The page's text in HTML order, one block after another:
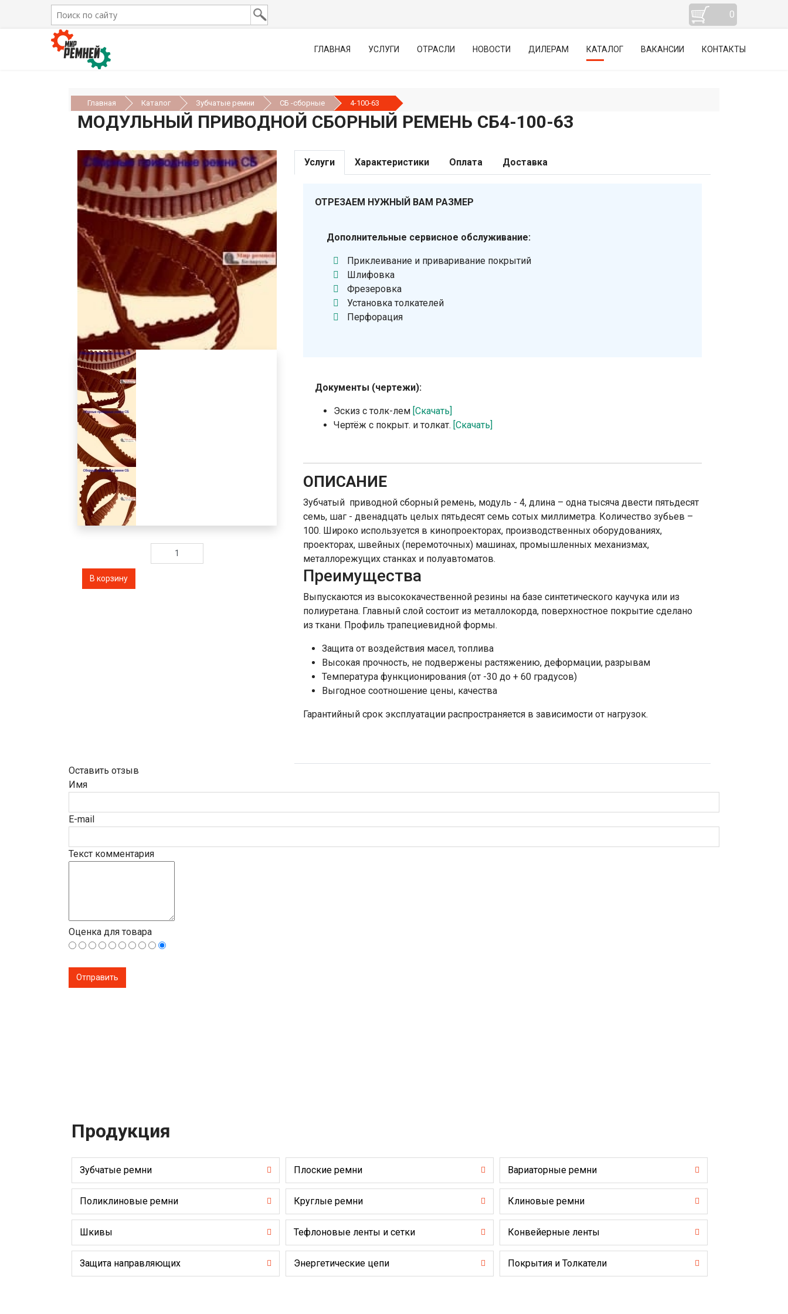
0
ГЛАВНАЯ УСЛУГИ ОТРАСЛИ НОВОСТИ ДИЛЕРАМ КАТАЛОГ ВАКАНСИИ КОНТАКТЫ
Главная Каталог Зубчатые ремни СБ -сборные 4-100-63
МОДУЛЬНЫЙ ПРИВОДНОЙ СБОРНЫЙ РЕМЕНЬ СБ4-100-63
Услуги Характеристики Оплата Доставка
ОТРЕЗАЕМ НУЖНЫЙ ВАМ РАЗМЕР
Дополнительные сервисное обслуживание:
Приклеивание и приваривание покрытий
Шлифовка
Фрезеровка
Установка толкателей
Перфорация
Документы (чертежи):
Эскиз с толк-лем [Скачать]
Чертёж с покрыт. и толкат. [Скачать]
ОПИСАНИЕ
Зубчатый приводной сборный ремень, модуль - 4, длина – одна тысяча двести пятьдесят
семь, шаг - двенадцать целых пятьдесят семь сотых миллиметра. Количество зубьев –
100. Широко используется в кинопроекторах, производственных оборудованиях,
проекторах, швейных (перемоточных) машинах, промышленных механизмах,
металлорежущих станках и полуавтоматов.
Преимущества
Выпускаются из высококачественной резины на базе синтетического каучука или из
полиуретана. Главный слой состоит из металлокорда, поверхностное покрытие сделано
из ткани. Профиль трапециевидной формы.
Защита от воздействия масел, топлива
Высокая прочность, не подвержены растяжению, деформации, разрывам
Температура функционирования (от -30 до + 60 градусов)
Выгодное соотношение цены, качества
Гарантийный срок эксплуатации распространяется в зависимости от нагрузок.
Оставить отзыв
Имя
E-mail
Текст комментария
Оценка для товара
Продукция
Зубчатые ремни Плоские ремни Вариаторные ремни
Поликлиновые ремни Круглые ремни Клиновые ремни
Шкивы Тефлоновые ленты и сетки Конвейерные ленты
Защита направляющих Энергетические цепи Покрытия и Толкатели